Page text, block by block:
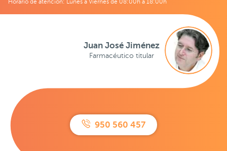
Horario de atención: Lunes a Viernes de 08:00h a 18:00h
950 560 457
Juan José Jiménez
Farmacéutico titular